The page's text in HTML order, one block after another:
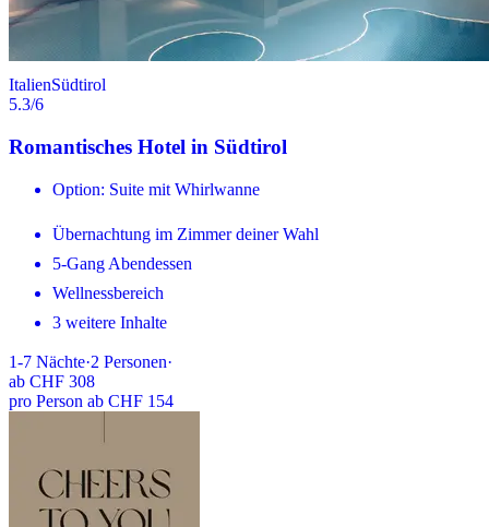
ItalienSüdtirol
5.3/6
Romantisches Hotel in Südtirol
Option: Suite mit Whirlwanne
Übernachtung im Zimmer deiner Wahl
5-Gang Abendessen
Wellnessbereich
3 weitere Inhalte
1-7 Nächte·2 Personen·
ab CHF 308
pro Person ab CHF 154